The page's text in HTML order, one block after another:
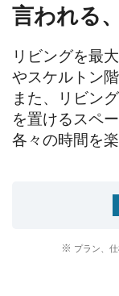
言われる
リビングを最
やスケルトン
また、リビン
を置けるスペ
各々の時間を
プラン、